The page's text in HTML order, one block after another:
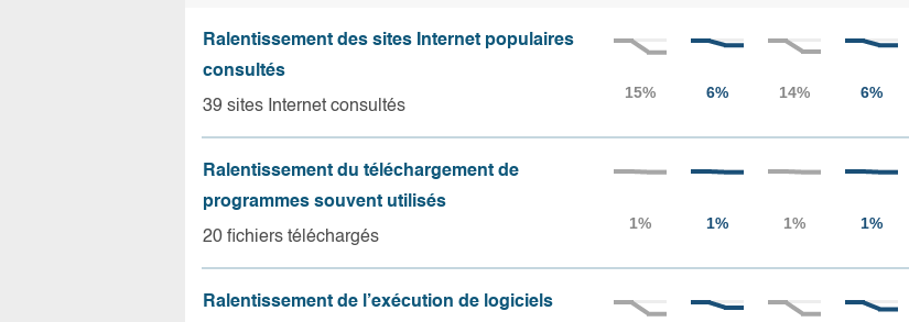
Ralentissement des sites Internet populaires
consultés
39 sites Internet consultés
Ralentissement du téléchargement de
programmes souvent utilisés
20 fichiers téléchargés
Ralentissement de l’exécution de logiciels